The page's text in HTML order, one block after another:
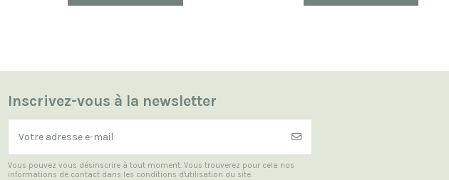
Inscrivez-vous à la newsletter
Vous pouvez vous désinscrire à tout moment. Vous trouverez pour cela nos
informations de contact dans les conditions d'utilisation du site.